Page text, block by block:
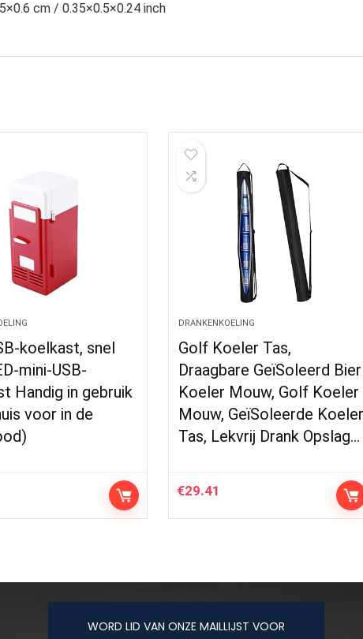
cm / 0.35×0.5×0.24 inch
koelkast, snel
mini-USB-
Handig in gebruik
voor in de
DRANKENKOELING
Golf Koeler Tas,
Draagbare GeïSoleerd Bier
Koeler Mouw, Golf Koeler
Mouw, GeïSoleerde
Tas, Lekvrij Drank Opslag…
€29.41
WORD LID VAN ONZE MAILLIJST VOOR